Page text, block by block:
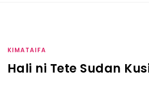
KIMATAIFA
Hali ni Tete Sudan